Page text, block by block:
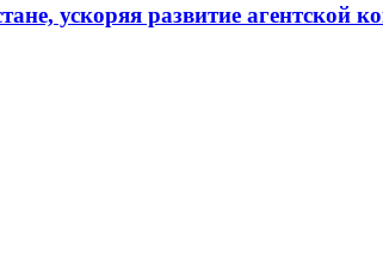
ускоряя развитие агентской